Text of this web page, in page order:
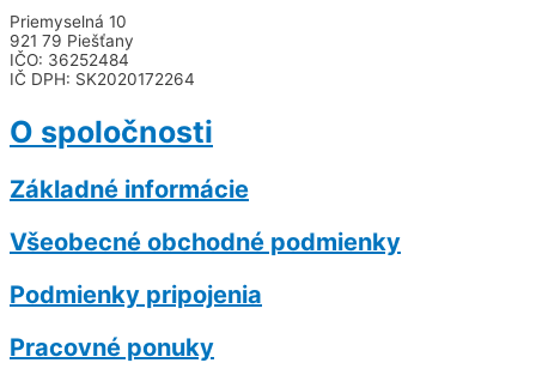
Priemyselná 10
921 79 Piešťany
IČO: 36252484
IČ DPH: SK2020172264
O spoločnosti
Základné informácie
Všeobecné obchodné podmienky
Podmienky pripojenia
Pracovné ponuky